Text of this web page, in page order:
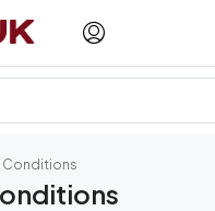
Conditions